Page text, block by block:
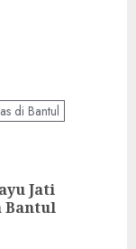
di Bantul
Jati
Bantul